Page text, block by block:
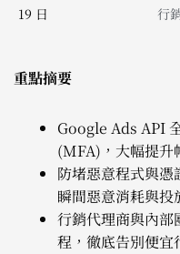
19 日
行
重點摘要
Google Ads API
(MFA)，大幅提升
防堵惡意程式與
瞬間惡意消耗與投
行銷代理商與內部
程，徹底告別便宜